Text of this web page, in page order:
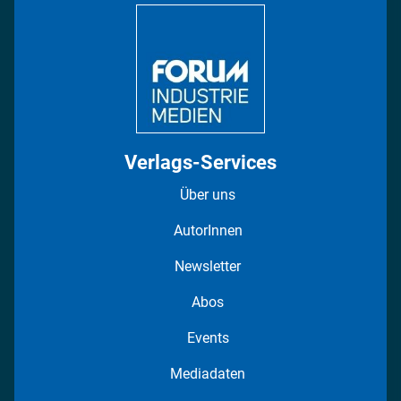
Verlags-Services
Über uns
AutorInnen
Newsletter
Abos
Events
Mediadaten